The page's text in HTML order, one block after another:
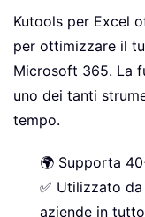
Kutools per Excel
per ottimizzare il
Microsoft 365. La
uno dei tanti
tempo.
🌍 Supporta
✅ Utilizzato
aziende in